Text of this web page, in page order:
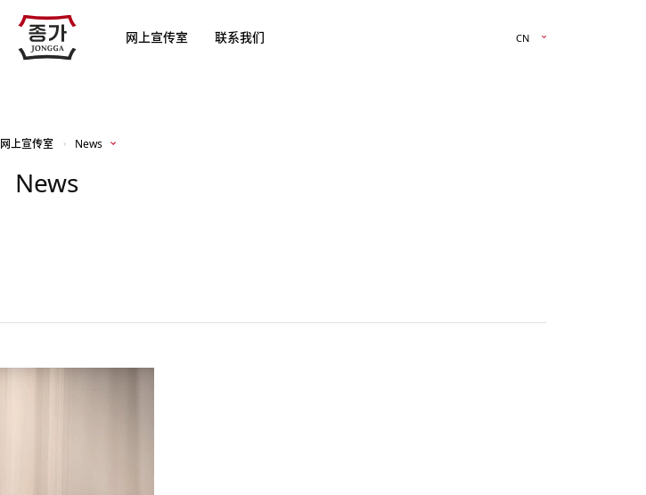
JJONGGA
网上宣传室 联系我们 CN
网上宣传室 News
News